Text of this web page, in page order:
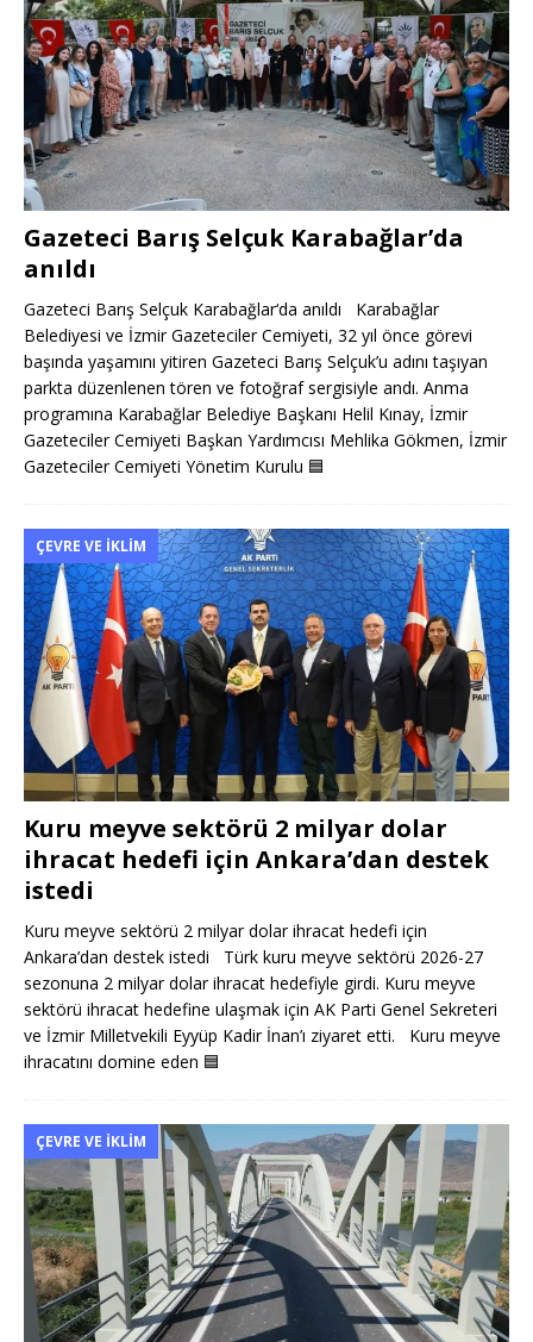
Gazeteci Barış Selçuk Karabağlar’da
anıldı
Gazeteci Barış Selçuk Karabağlar‘da anıldı Karabağlar
Belediyesi ve İzmir Gazeteciler Cemiyeti, 32 yıl önce görevi
başında yaşamını yitiren Gazeteci Barış Selçuk’u adını taşıyan
parkta düzenlenen tören ve fotoğraf sergisiyle andı. Anma
programına Karabağlar Belediye Başkanı Helil Kınay, İzmir
Gazeteciler Cemiyeti Başkan Yardımcısı Mehlika Gökmen, İzmir
Gazeteciler Cemiyeti Yönetim Kurulu 🟦
ÇEVRE VE İKLIM
Kuru meyve sektörü 2 milyar dolar
ihracat hedefi için Ankara’dan destek
istedi
Kuru meyve sektörü 2 milyar dolar ihracat hedefi için
Ankara’dan destek istedi Türk kuru meyve sektörü 2026-27
sezonuna 2 milyar dolar ihracat hedefiyle girdi. Kuru meyve
sektörü ihracat hedefine ulaşmak için AK Parti Genel Sekreteri
ve İzmir Milletvekili Eyyüp Kadir İnan’ı ziyaret etti. Kuru meyve
ihracatını domine eden 🟦
ÇEVRE VE İKLIM